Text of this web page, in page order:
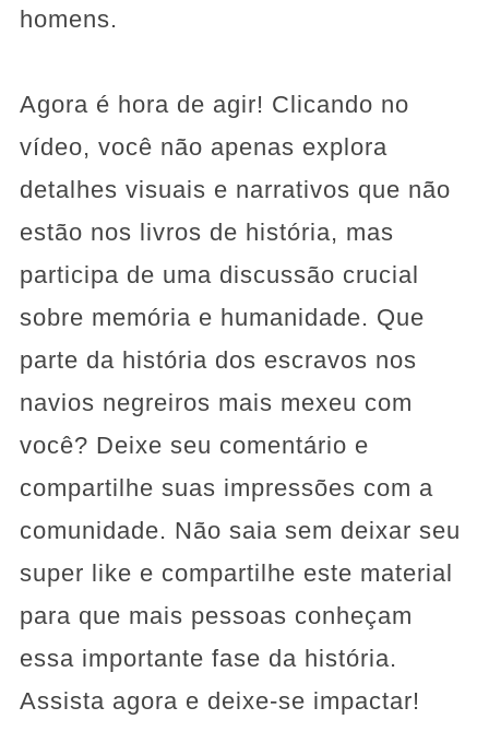
homens.
Agora é hora de agir! Clicando no
vídeo, você não apenas explora
detalhes visuais e narrativos que não
estão nos livros de história, mas
participa de uma discussão crucial
sobre memória e humanidade. Que
parte da história dos escravos nos
navios negreiros mais mexeu com
você? Deixe seu comentário e
compartilhe suas impressões com a
comunidade. Não saia sem deixar seu
super like e compartilhe este material
para que mais pessoas conheçam
essa importante fase da história.
Assista agora e deixe-se impactar!